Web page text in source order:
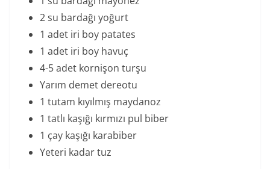
2 su bardağı yoğurt
1 adet iri boy patates
1 adet iri boy havuç
4-5 adet kornişon turşu
Yarım demet dereotu
1 tutam kıyılmış maydanoz
1 tatlı kaşığı kırmızı pul biber
1 çay kaşığı karabiber
Yeteri kadar tuz